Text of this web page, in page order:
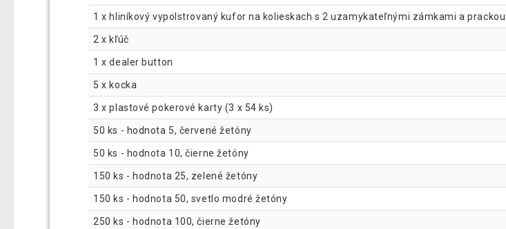
1 x hliníkový vypolstrovaný kufor na kolieskach s 2 uzamykateľnými zámkami a prackou
2 x kľúč
1 x dealer button
5 x kocka
3 x plastové pokerové karty (3 x 54 ks)
50 ks - hodnota 5, červené žetóny
50 ks - hodnota 10, čierne žetóny
150 ks - hodnota 25, zelené žetóny
150 ks - hodnota 50, svetlo modré žetóny
250 ks - hodnota 100, čierne žetóny